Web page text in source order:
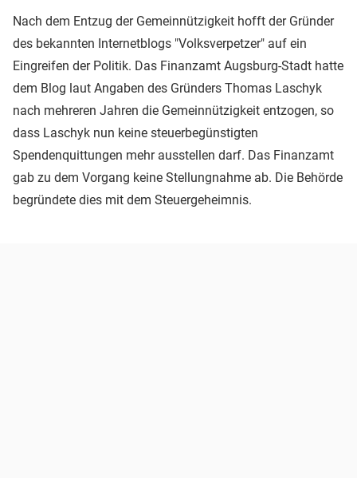
Nach dem Entzug der Gemeinnützigkeit hofft der Gründer
des bekannten Internetblogs "Volksverpetzer" auf ein
Eingreifen der Politik. Das Finanzamt Augsburg-Stadt hatte
dem Blog laut Angaben des Gründers Thomas Laschyk
nach mehreren Jahren die Gemeinnützigkeit entzogen, so
dass Laschyk nun keine steuerbegünstigten
Spendenquittungen mehr ausstellen darf. Das Finanzamt
gab zu dem Vorgang keine Stellungnahme ab. Die Behörde
begründete dies mit dem Steuergeheimnis.